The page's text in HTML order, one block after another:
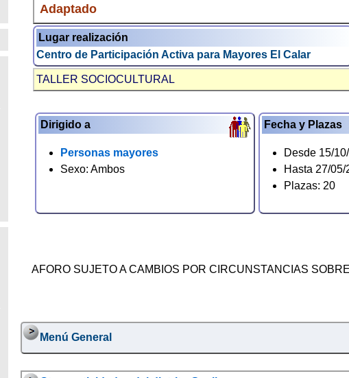
Adaptado
Lugar realización
Centro de Participación Activa para Mayores El Calar
TALLER SOCIOCULTURAL
Dirigido a
Personas mayores
Sexo: Ambos
Fecha y Plazas
Desde 15/
Hasta 27/05/
Plazas: 20
AFORO SUJETO A CAMBIOS POR CIRCUNSTANCIAS
Menú General